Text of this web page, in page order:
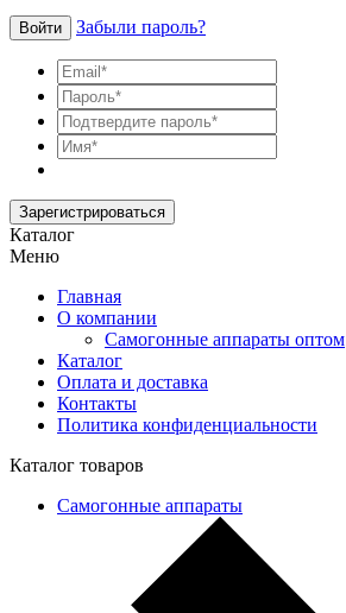
Войти Забыли пароль?
Зарегистрироваться
Каталог
Меню
Главная
О компании
Самогонные аппараты оптом
Каталог
Оплата и доставка
Контакты
Политика конфиденциальности
Каталог товаров
Самогонные аппараты